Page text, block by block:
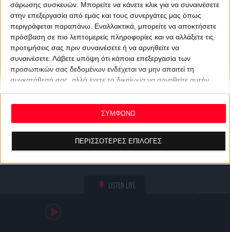
σάρωσης συσκευών. Μπορείτε να κάνετε κλικ για να συναινέσετε
στην επεξεργασία από εμάς και τους συνεργάτες μας όπως
περιγράφεται παραπάνω. Εναλλακτικά, μπορείτε να αποκτήσετε
πρόσβαση σε πιο λεπτομερείς πληροφορίες και να αλλάξετε τις
προτιμήσεις σας πριν συναινέσετε ή να αρνηθείτε να
συναινέσετε. Λάβετε υπόψη ότι κάποια επεξεργασία των
προσωπικών σας δεδομένων ενδέχεται να μην απαιτεί τη
συγκατάθεσή σας, αλλά έχετε το δικαίωμα να αρνηθείτε αυτήν
ανακαλέσετε τη συγκατάθεσή σας ανά πάσα στιγμή
επιστρέφοντας σε αυτόν τον ιστότοπο και κάνοντας κλικ στο
κουμπί "Απορρήτου" στο κάτω μέρος της ιστοσελίδας.
ΠΕΡΙΣΣΟΤΕΡΕΣ ΕΠΙΛΟΓΕΣ
ΣΥΜΦΩΝΩ
LISTEN LIVE